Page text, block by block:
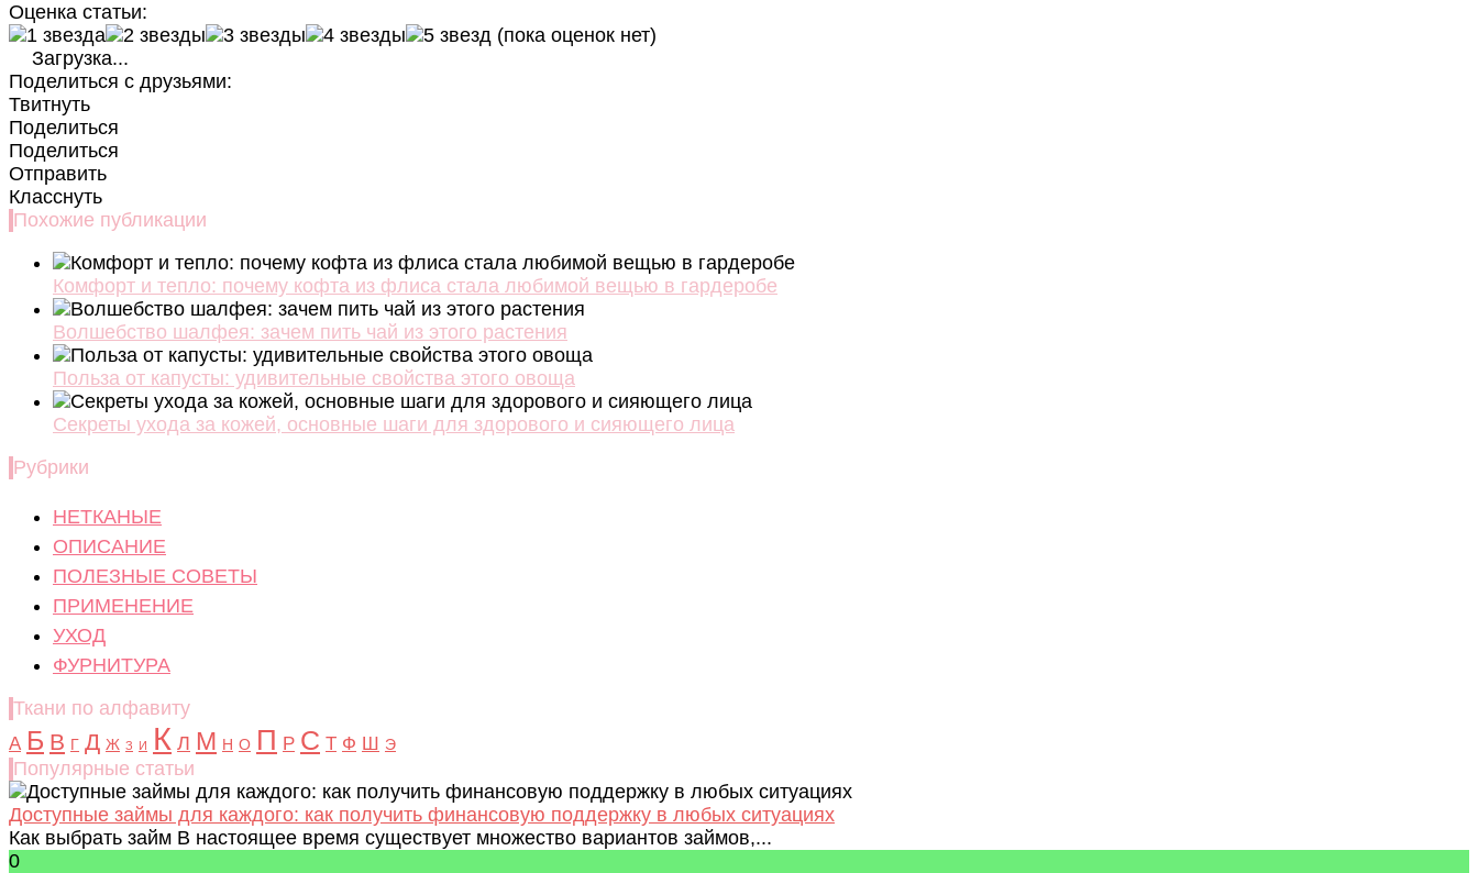
Оценка статьи:
(пока оценок нет)
Загрузка...
Поделиться с друзьями:
Твитнуть
Поделиться
Поделиться
Отправить
Класснуть
Похожие публикации
Комфорт и тепло: почему кофта из флиса стала любимой вещью в гардеробе
Волшебство шалфея: зачем пить чай из этого растения
Польза от капусты: удивительные свойства этого овоща
Секреты ухода за кожей, основные шаги для здорового и сияющего лица
Рубрики
НЕТКАНЫЕ
ОПИСАНИЕ
ПОЛЕЗНЫЕ СОВЕТЫ
ПРИМЕНЕНИЕ
УХОД
ФУРНИТУРА
Ткани по алфавиту
А Б В Г Д Ж З И К Л М Н О П Р С Т Ф Ш Э
Популярные статьи
Доступные займы для каждого: как получить финансовую поддержку в любых ситуациях
Как выбрать займ В настоящее время существует множество вариантов займов,...
0